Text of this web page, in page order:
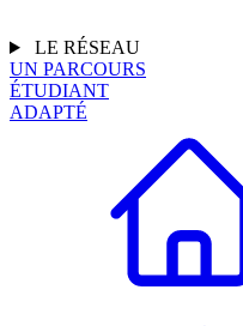
LE RÉSEAU
UN PARCOURS
ÉTUDIANT
ADAPTÉ